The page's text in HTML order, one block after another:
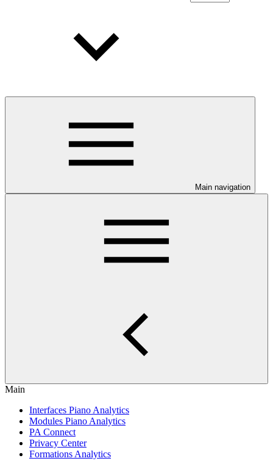
Main navigation
Main
Interfaces Piano Analytics
Modules Piano Analytics
PA Connect
Privacy Center
Formations Analytics